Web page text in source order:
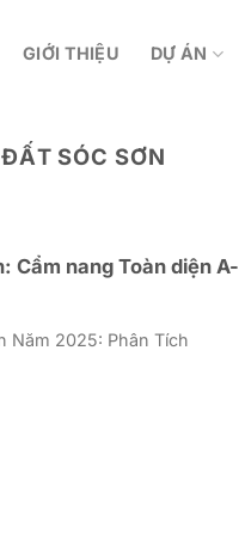
GIỚI THIỆU DỰ ÁN
SÓC SƠN
Cẩm nang Toàn diện A-
Năm 2025: Phân Tích